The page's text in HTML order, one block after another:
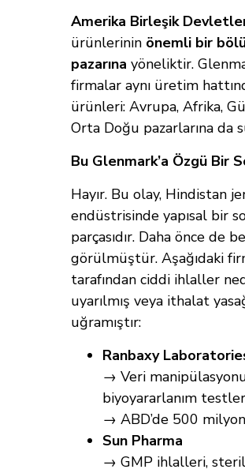
Amerika Birleşik
ürünlerinin önemli bir
pazarına yöneliktir.
firmalar aynı üretim
ürünleri: Avrupa, Afrika,
Orta Doğu pazarlarına da
Bu Glenmark’a Özgü Bir
Hayır. Bu olay, Hindistan
endüstrisinde yapısal bir
parçasıdır. Daha önce de
görülmüştür. Aşağıdaki
tarafından ciddi ihlaller
uyarılmış veya ithalat
uğramıştır:
Ranbaxy
→ Veri
biyoyararlanım
→ ABD’de 500
Sun Pharma
→ GMP ihlalleri,